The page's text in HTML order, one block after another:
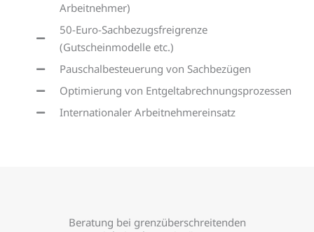
Arbeitnehmer)
50-Euro-Sachbezugsfreigrenze
(Gutscheinmodelle etc.)
Pauschalbesteuerung von Sachbezügen
Optimierung von Entgeltabrechnungsprozessen
Internationaler Arbeitnehmereinsatz
Beratung bei grenzüberschreitenden